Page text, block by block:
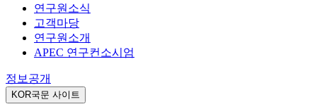
연구원소식
고객마당
연구원소개
APEC 연구컨소시엄
정보공개
KOR국문 사이트